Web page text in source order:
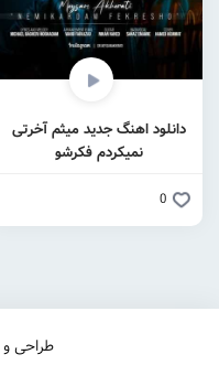
دانلود اهنگ جدید میثم آخرتی
نمیکردم فکرشو
0
طراحی